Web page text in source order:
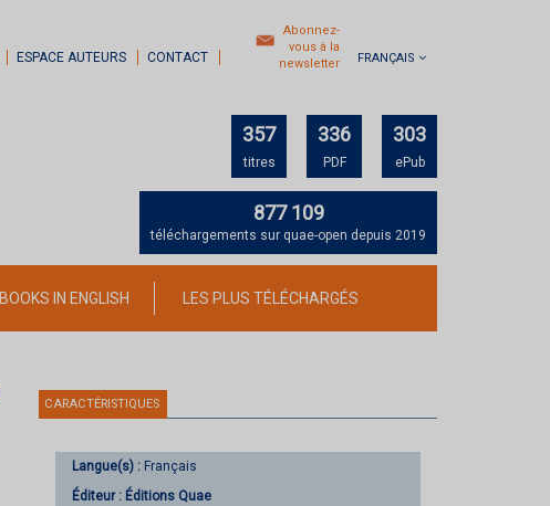
ESPACE AUTEURS CONTACT
Abonnez-
vous à la
newsletter
FRANÇAIS
357
titres
336
PDF
303
ePub
877 109
téléchargements sur quae-open depuis 2019
BOOKS IN ENGLISH LES PLUS TÉLÉCHARGÉS
CARACTÉRISTIQUES
Langue(s) : Français
Éditeur : Éditions Quae